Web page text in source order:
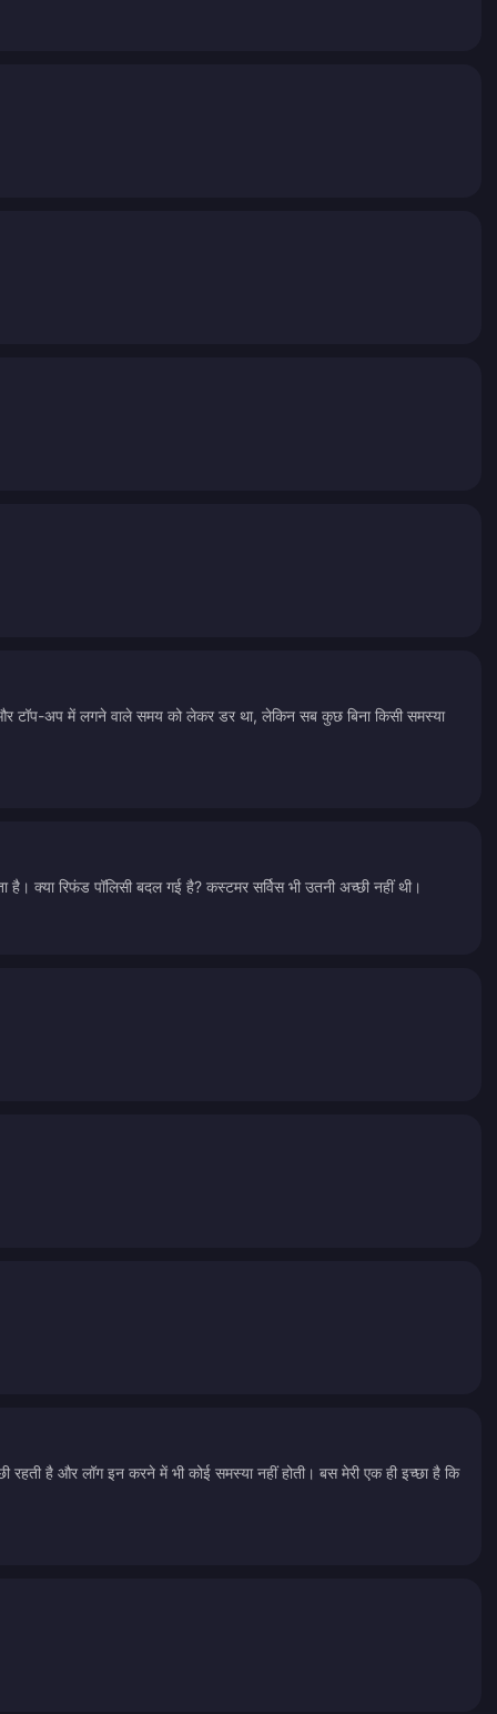
टॉप-अप में लगने वाले समय को लेकर डर था, लेकिन सब कुछ बिना किसी समस्या
क्या रिफंड पॉलिसी बदल गई है? कस्टमर सर्विस भी उतनी अच्छी नहीं थी।
है और लॉग इन करने में भी कोई समस्या नहीं होती। बस मेरी एक ही इच्छा है कि